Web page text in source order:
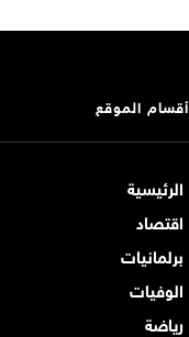
أقسام الموقع
الرئيسية
اقتصاد
برلمانيات
الوفيات
رياضة